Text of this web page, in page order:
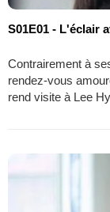
S01E01 - L'éclair
Contrairement à
rendez-vous
rend visite à Lee